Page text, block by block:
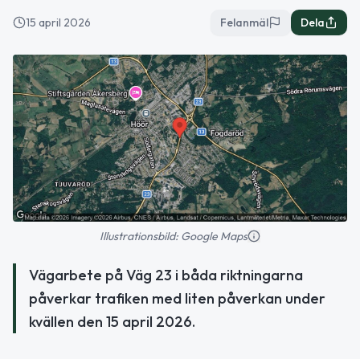
15 april 2026 Felanmäl Dela
Illustrationsbild: Google Maps
Vägarbete på Väg 23 i båda riktningarna
påverkar trafiken med liten påverkan under
kvällen den 15 april 2026.